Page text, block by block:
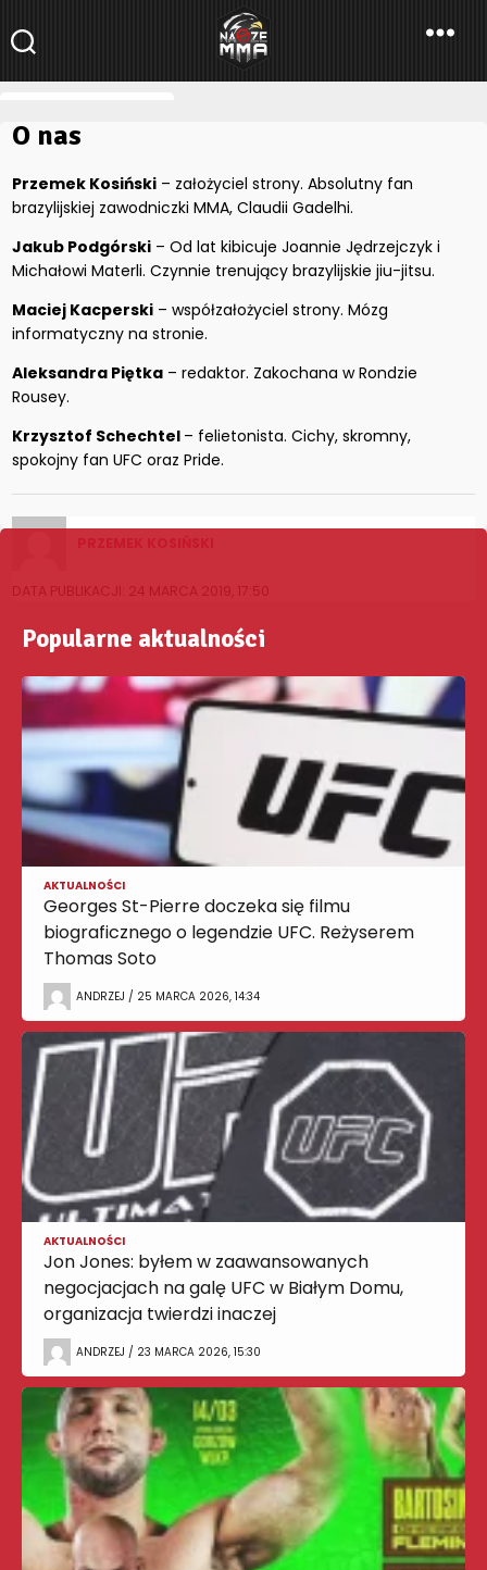
NaszeMMA
O nas
Przemek Kosiński – założyciel strony. Absolutny fan
brazylijskiej zawodniczki MMA, Claudii Gadelhi.
Jakub Podgórski – Od lat kibicuje Joannie Jędrzejczyk i
Michałowi Materli. Czynnie trenujący brazylijskie jiu-jitsu.
Maciej Kacperski – współzałożyciel strony. Mózg
informatyczny na stronie.
Aleksandra Piętka – redaktor. Zakochana w Rondzie
Rousey.
Krzysztof Schechtel – felietonista. Cichy, skromny,
spokojny fan UFC oraz Pride.
DATA PUBLIKACJI: 24 MARCA 2019, 17:50
Popularne aktualności
AKTUALNOŚCI
Georges St-Pierre doczeka się filmu
biograficznego o legendzie UFC. Reżyserem
Thomas Soto
ANDRZEJ / 25 MARCA 2026, 14:34
AKTUALNOŚCI
Jon Jones: byłem w zaawansowanych
negocjacjach na galę UFC w Białym Domu,
organizacja twierdzi inaczej
ANDRZEJ / 23 MARCA 2026, 15:30